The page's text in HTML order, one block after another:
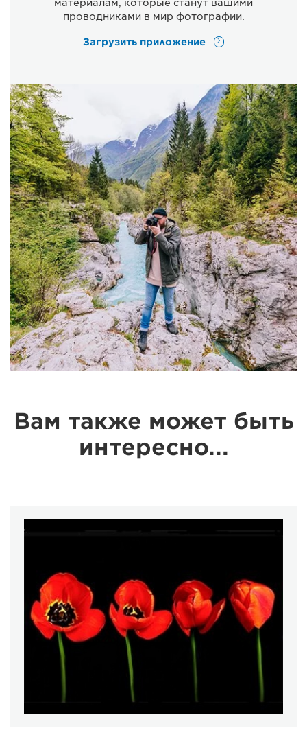
материалам, которые станут вашими
проводниками в мир фотографии.
Загрузить приложение
Вам также может быть
интересно...